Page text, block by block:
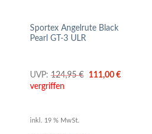
Sportex Angelrute Black
Pearl GT-3 ULR
UVP: 124,95€
Ursprünglicher
111,00 €Aktueller
vergriffen
inkl. 19 % MwSt.